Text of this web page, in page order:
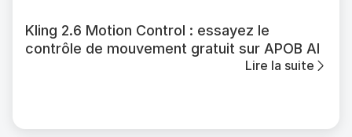
Kling 2.6 Motion Control : essayez le
contrôle de mouvement gratuit sur APOB AI
Lire la suite